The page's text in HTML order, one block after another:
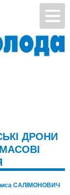
ДРОНИ
САЛІМОНОВИЧ